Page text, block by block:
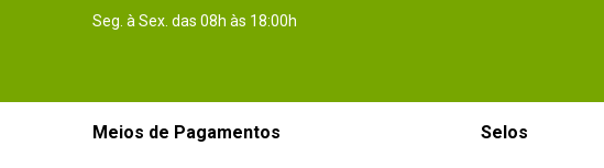
Seg. à Sex. das 08h às 18:00h
Meios de Pagamentos Selos